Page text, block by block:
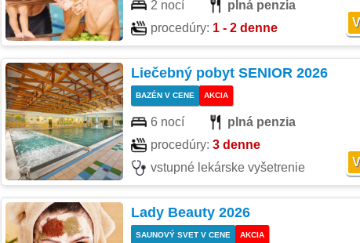
2 nocí
plná penzia
procedúry: 1 - 2 denne
Liečebný pobyt SENIOR 2026
BAZÉN V CENE AKCIA
6 nocí
plná penzia
procedúry: 3 denne
vstupné lekárske vyšetrenie
Lady Beauty 2026
SAUNOVÝ SVET V CENE AKCIA